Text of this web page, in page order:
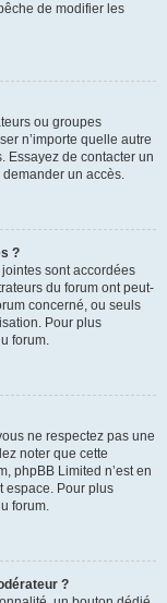
de modifier les
ou groupes
n’importe quelle autre
Essayez de contacter un
un accès.
?
sont accordées
du forum ont peut-
concerné, ou seuls
Pour plus
forum.
ne respectez pas une
noter que cette
phpBB Limited n’est en
espace. Pour plus
forum.
?